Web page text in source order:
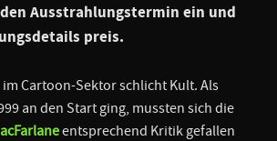
Ausstrahlungstermin ein und
preis.
Cartoon-Sektor schlicht Kult. Als
an den Start ging, mussten sich die
entsprechend Kritik gefallen